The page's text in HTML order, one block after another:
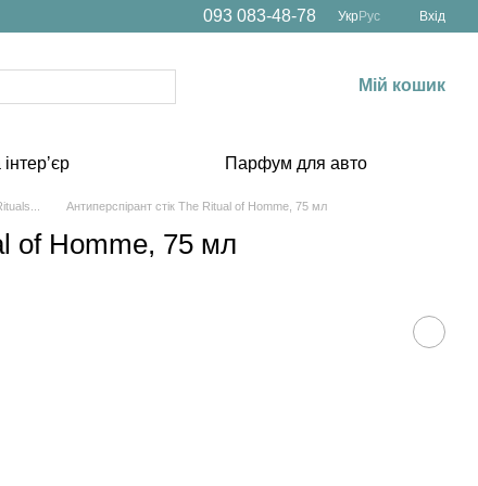
093 083-48-78 Укр Рус Вхід
Мій кошик
Парфум для авто
Антиперспірант стік The Ritual of Homme, 75 мл
of Homme, 75 мл